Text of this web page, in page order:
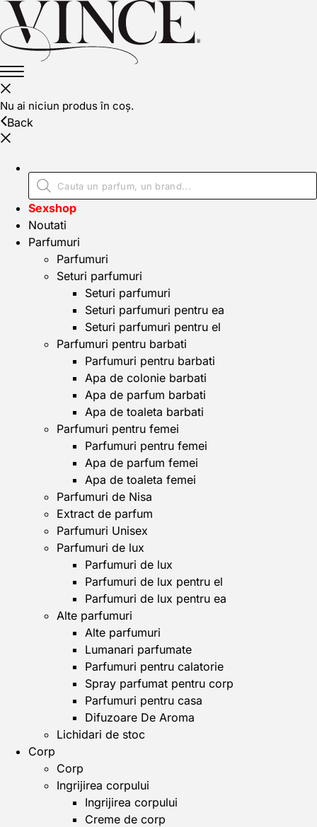
Nu ai niciun produs în coș.
Back
Sexshop
Noutati
Parfumuri
Parfumuri
Seturi parfumuri
Seturi parfumuri
Seturi parfumuri pentru ea
Seturi parfumuri pentru el
Parfumuri pentru barbati
Parfumuri pentru barbati
Apa de colonie barbati
Apa de parfum barbati
Apa de toaleta barbati
Parfumuri pentru femei
Parfumuri pentru femei
Apa de parfum femei
Apa de toaleta femei
Parfumuri de Nisa
Extract de parfum
Parfumuri Unisex
Parfumuri de lux
Parfumuri de lux
Parfumuri de lux pentru el
Parfumuri de lux pentru ea
Alte parfumuri
Alte parfumuri
Lumanari parfumate
Parfumuri pentru calatorie
Spray parfumat pentru corp
Parfumuri pentru casa
Difuzoare De Aroma
Lichidari de stoc
Corp
Corp
Ingrijirea corpului
Ingrijirea corpului
Creme de corp